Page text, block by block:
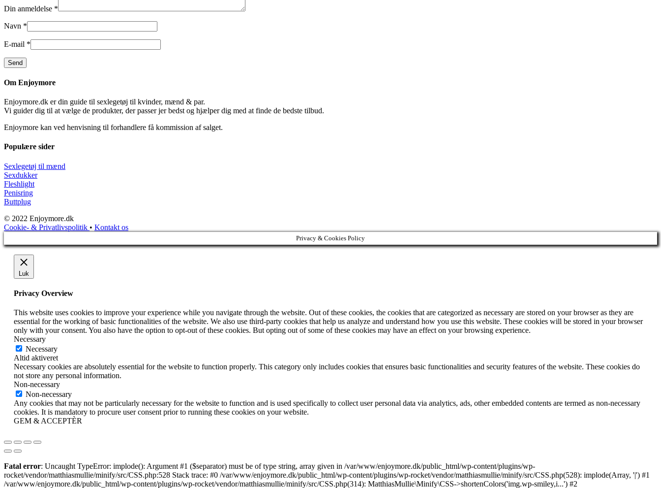
Din anmeldelse *
Navn *
E-mail *
Om Enjoymore
Enjoymore.dk er din guide til sexlegetøj til kvinder, mænd & par.
Vi guider dig til at vælge de produkter, der passer jer bedst og hjælper dig med at finde de bedste tilbud.
Enjoymore kan ved henvisning til forhandlere få kommission af salget.
Populære sider
Sexlegetøj til mænd
Sexdukker
Fleshlight
Penisring
Buttplug
© 2022 Enjoymore.dk
Cookie- & Privatlivspolitik • Kontakt os
Privacy & Cookies Policy
Luk
Privacy Overview
This website uses cookies to improve your experience while you navigate through the website. Out of these cookies, the cookies that are categorized as necessary are stored on your browser as they are
essential for the working of basic functionalities of the website. We also use third-party cookies that help us analyze and understand how you use this website. These cookies will be stored in your browser
only with your consent. You also have the option to opt-out of these cookies. But opting out of some of these cookies may have an effect on your browsing experience.
Necessary
Necessary
Altid aktiveret
Necessary cookies are absolutely essential for the website to function properly. This category only includes cookies that ensures basic functionalities and security features of the website. These cookies do
not store any personal information.
Non-necessary
Non-necessary
Any cookies that may not be particularly necessary for the website to function and is used specifically to collect user personal data via analytics, ads, other embedded contents are termed as non-necessary
cookies. It is mandatory to procure user consent prior to running these cookies on your website.
GEM & ACCEPTÈR
Fatal error: Uncaught TypeError: implode(): Argument #1 ($separator) must be of type string, array given in /var/www/enjoymore.dk/public_html/wp-content/plugins/wp-
rocket/vendor/matthiasmullie/minify/src/CSS.php:528 Stack trace: #0 /var/www/enjoymore.dk/public_html/wp-content/plugins/wp-rocket/vendor/matthiasmullie/minify/src/CSS.php(528): implode(Array, '|') #1
/var/www/enjoymore.dk/public_html/wp-content/plugins/wp-rocket/vendor/matthiasmullie/minify/src/CSS.php(314): MatthiasMullie\Minify\CSS->shortenColors('img.wp-smiley,i...') #2